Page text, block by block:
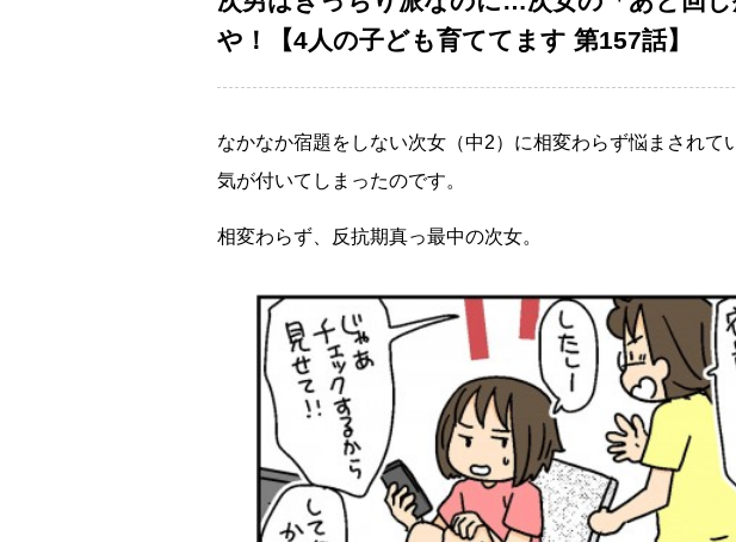
！【4人の子ども育ててます 第157話】
なかなか宿題をしない次女（中2）に相変わらず悩まされ
気が付いてしまったのです。
相変わらず、反抗期真っ最中の次女。